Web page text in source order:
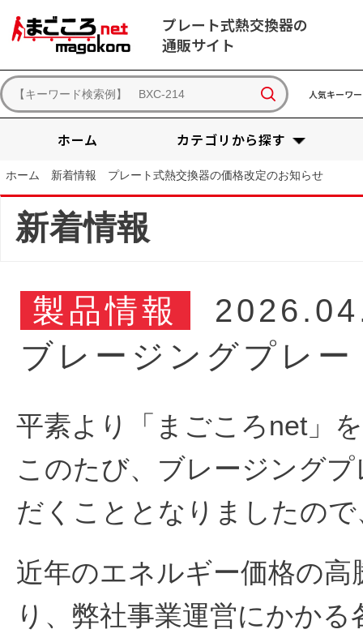
プレート式熱交換器の
通販サイト
人気キーワ
ホーム カテゴリから探す
ホーム 新着情報 プレート式熱交換器の価格改定のお知らせ
新着情報
製品情報
ブレージングプレ
平素より「まごころnet」
このたび、ブレージング
だくこととなりましたの
近年のエネルギー価格の
り、弊社事業運営にかか